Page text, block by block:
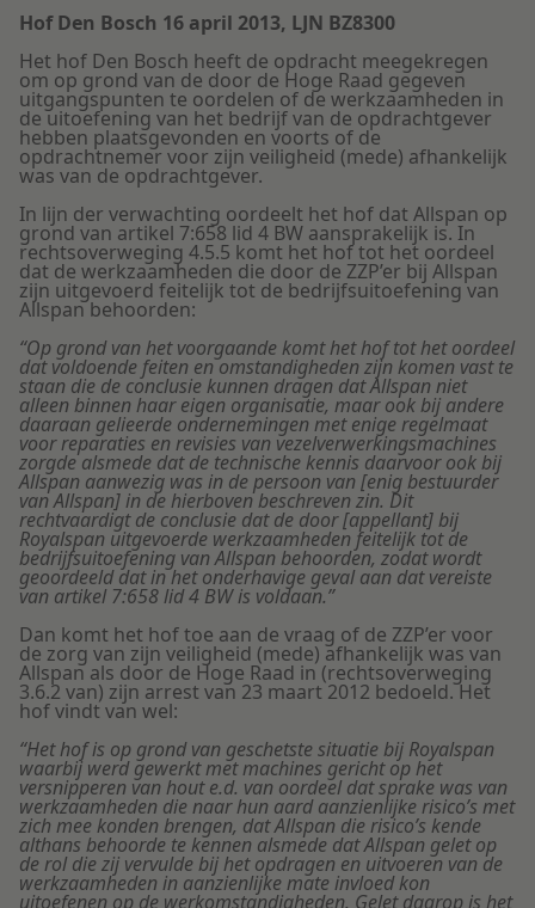
Hof Den Bosch 16 april 2013, LJN BZ8300
Het hof Den Bosch heeft de opdracht meegekregen
om op grond van de door de Hoge Raad gegeven
uitgangspunten te oordelen of de werkzaamheden in
de uitoefening van het bedrijf van de opdrachtgever
hebben plaatsgevonden en voorts of de
opdrachtnemer voor zijn veiligheid (mede) afhankelijk
was van de opdrachtgever.
In lijn der verwachting oordeelt het hof dat Allspan op
grond van artikel 7:658 lid 4 BW aansprakelijk is. In
rechtsoverweging 4.5.5 komt het hof tot het oordeel
dat de werkzaamheden die door de ZZP’er bij Allspan
zijn uitgevoerd feitelijk tot de bedrijfsuitoefening van
Allspan behoorden:
“Op grond van het voorgaande komt het hof tot het oordeel
dat voldoende feiten en omstandigheden zijn komen vast te
staan die de conclusie kunnen dragen dat Allspan niet
alleen binnen haar eigen organisatie, maar ook bij andere
daaraan gelieerde ondernemingen met enige regelmaat
voor reparaties en revisies van vezelverwerkingsmachines
zorgde alsmede dat de technische kennis daarvoor ook bij
Allspan aanwezig was in de persoon van [enig bestuurder
van Allspan] in de hierboven beschreven zin. Dit
rechtvaardigt de conclusie dat de door [appellant] bij
Royalspan uitgevoerde werkzaamheden feitelijk tot de
bedrijfsuitoefening van Allspan behoorden, zodat wordt
geoordeeld dat in het onderhavige geval aan dat vereiste
van artikel 7:658 lid 4 BW is voldaan.”
Dan komt het hof toe aan de vraag of de ZZP’er voor
de zorg van zijn veiligheid (mede) afhankelijk was van
Allspan als door de Hoge Raad in (rechtsoverweging
3.6.2 van) zijn arrest van 23 maart 2012 bedoeld. Het
hof vindt van wel:
“Het hof is op grond van geschetste situatie bij Royalspan
waarbij werd gewerkt met machines gericht op het
versnipperen van hout e.d. van oordeel dat sprake was van
werkzaamheden die naar hun aard aanzienlijke risico’s met
zich mee konden brengen, dat Allspan die risico’s kende
althans behoorde te kennen alsmede dat Allspan gelet op
de rol die zij vervulde bij het opdragen en uitvoeren van de
werkzaamheden in aanzienlijke mate invloed kon
uitoefenen op de werkomstandigheden. Gelet daarop is het